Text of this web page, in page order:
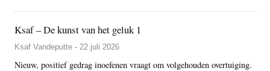
Ksaf – De kunst van het geluk 1
Ksaf Vandeputte - 22 juli 2026
Nieuw, positief gedrag inoefenen vraagt om volgehouden overtuiging.